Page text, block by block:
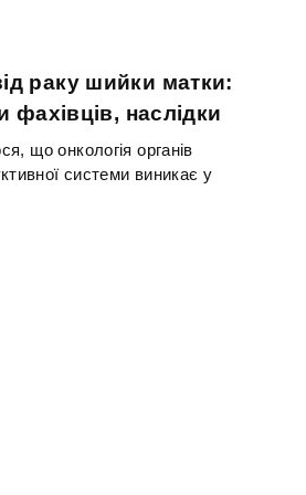
раку шийки матки:
фахівців, наслідки
що онкологія органів
системи виникає у